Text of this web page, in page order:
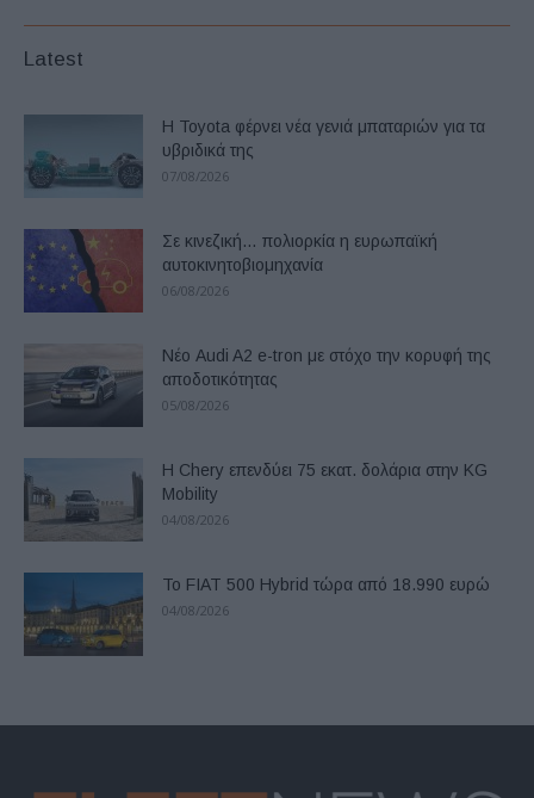
Latest
Η Toyota φέρνει νέα γενιά μπαταριών για τα
υβριδικά της
07/08/2026
Σε κινεζική… πολιορκία η ευρωπαϊκή
αυτοκινητοβιομηχανία
06/08/2026
Νέο Audi A2 e-tron με στόχο την κορυφή της
αποδοτικότητας
05/08/2026
Η Chery επενδύει 75 εκατ. δολάρια στην KG
Mobility
04/08/2026
Το FIAT 500 Hybrid τώρα από 18.990 ευρώ
04/08/2026